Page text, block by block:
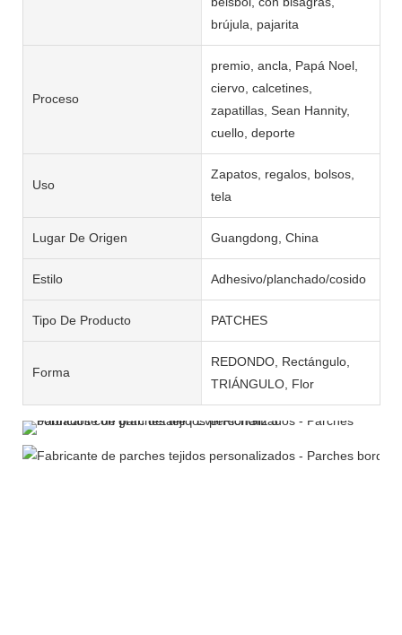
brújula, pajarita
Proceso
premio, ancla, Papá Noel,
ciervo, calcetines,
zapatillas, Sean Hannity,
cuello, deporte
Uso
Zapatos, regalos, bolsos,
tela
Lugar De Origen Guangdong, China
Estilo Adhesivo/planchado/cosido
Tipo De Producto PATCHES
Forma
REDONDO, Rectángulo,
TRIÁNGULO, Flor